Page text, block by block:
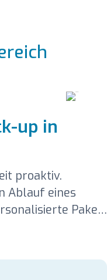
up in
proaktiv.
Ablauf eines